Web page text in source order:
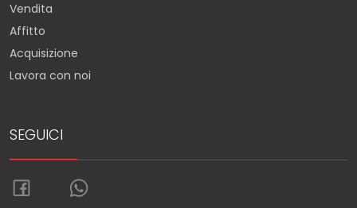
Vendita
Affitto
Acquisizione
Lavora con noi
SEGUICI